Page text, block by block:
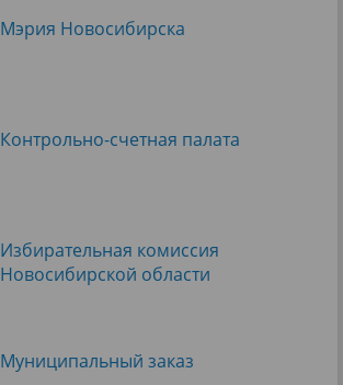
Мэрия Новосибирска
Контрольно-счетная палата
Избирательная комиссия
Новосибирской области
Муниципальный заказ